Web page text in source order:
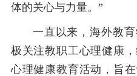
体的关心与力量。”
一直以来，海外教
极关注教职工心理健康
心理健康教育活动，旨